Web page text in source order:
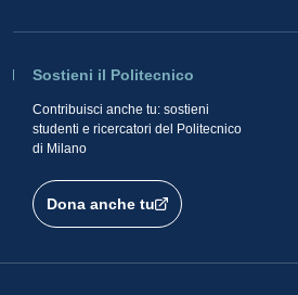
Sostieni il Politecnico
Contribuisci anche tu: sostieni
studenti e ricercatori del Politecnico
di Milano
Dona anche tu